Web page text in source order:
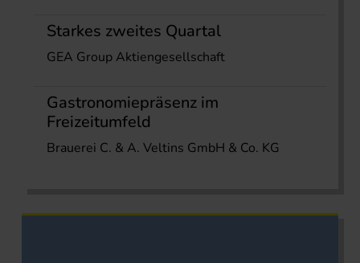
Starkes zweites Quartal
GEA Group Aktiengesellschaft
Gastronomiepräsenz im
Freizeitumfeld
Brauerei C. & A. Veltins GmbH & Co. KG